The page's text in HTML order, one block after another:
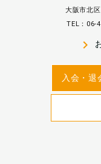
大阪市北
TEL：06-
navigate_next
入会・退